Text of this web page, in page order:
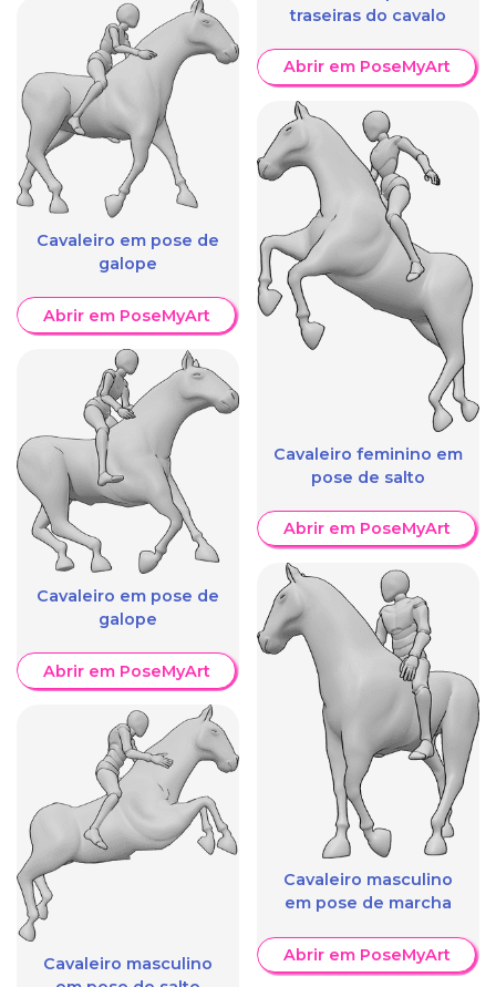
Cavaleiro em pose de
galope
Abrir em PoseMyArt
Cavaleiro em pose de
galope
Abrir em PoseMyArt
Cavaleiro masculino
traseiras do cavalo
Abrir em PoseMyArt
Cavaleiro feminino em
pose de salto
Abrir em PoseMyArt
Cavaleiro masculino
em pose de marcha
Abrir em PoseMyArt